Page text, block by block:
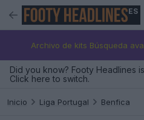
ES
Archivo de kits Búsqueda
Did you know? Footy Headlines
Click here to switch.
Inicio Liga Portugal Benfica